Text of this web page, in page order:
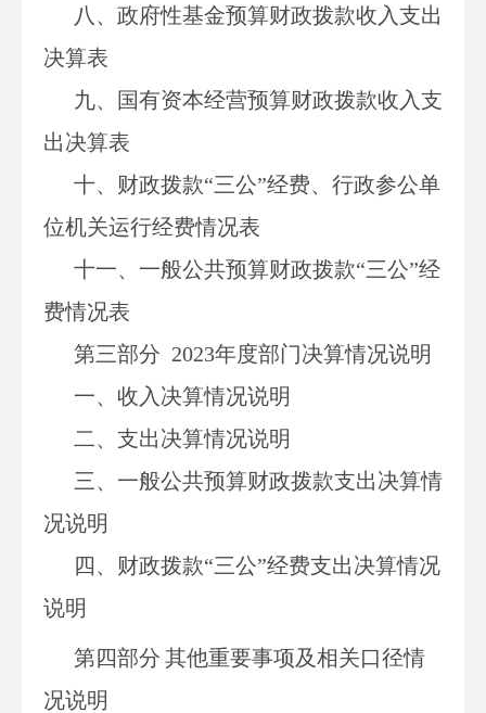
八、政府性基金预算财政拨款收入支出
决算表
九、国有资本经营预算财政拨款收入支
出决算表
十、 财政拨款“三公”经费、行政参公单
位机关运行经费情况表
十一、一般公共预算财政拨款“三公”经
费情况表
第三部分 2023年度部门决算情况说明
一、收入决算情况说明
二、支出决算情况说明
三、一般公共预算财政拨款支出决算情
况说明
四、财政拨款“三公”经费支出决算情况
说明
第四部分 其他重要事项及相关口径情
况说明